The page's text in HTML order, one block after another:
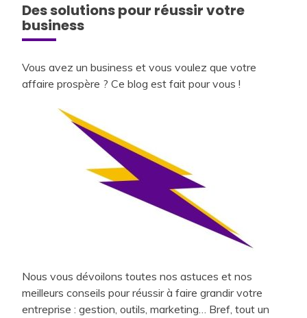
Des solutions pour réussir votre
business
Vous avez un business et vous voulez que votre
affaire prospère ? Ce blog est fait pour vous !
Nous vous dévoilons toutes nos astuces et nos
meilleurs conseils pour réussir à faire grandir votre
entreprise : gestion, outils, marketing… Bref, tout un